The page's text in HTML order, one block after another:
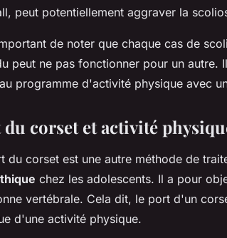
peut potentiellement aggraver la
de noter que chaque cas de
peut ne pas fonctionner pour un autre.
programme d'activité physique avec
du corset et activité
du corset est une autre méthode de
chez les adolescents. Il a pour
vertébrale. Cela dit, le port d'un
d'une activité physique.